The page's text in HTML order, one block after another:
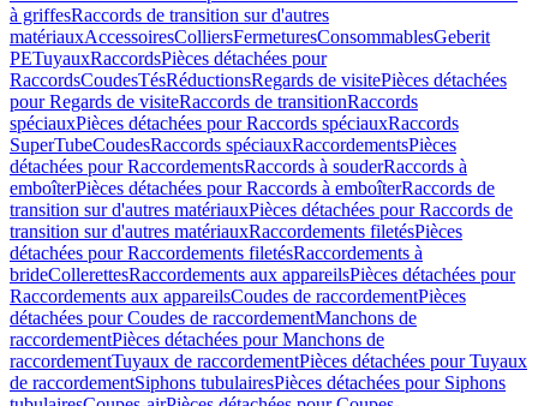
à griffesRaccords de transition sur d'autres
matériauxAccessoiresColliersFermeturesConsommablesGeberit
PETuyauxRaccordsPièces détachées pour
RaccordsCoudesTésRéductionsRegards de visitePièces détachées
pour Regards de visiteRaccords de transitionRaccords
spéciauxPièces détachées pour Raccords spéciauxRaccords
SuperTubeCoudesRaccords spéciauxRaccordementsPièces
détachées pour RaccordementsRaccords à souderRaccords à
emboîterPièces détachées pour Raccords à emboîterRaccords de
transition sur d'autres matériauxPièces détachées pour Raccords de
transition sur d'autres matériauxRaccordements filetésPièces
détachées pour Raccordements filetésRaccordements à
brideCollerettesRaccordements aux appareilsPièces détachées pour
Raccordements aux appareilsCoudes de raccordementPièces
détachées pour Coudes de raccordementManchons de
raccordementPièces détachées pour Manchons de
raccordementTuyaux de raccordementPièces détachées pour Tuyaux
de raccordementSiphons tubulairesPièces détachées pour Siphons